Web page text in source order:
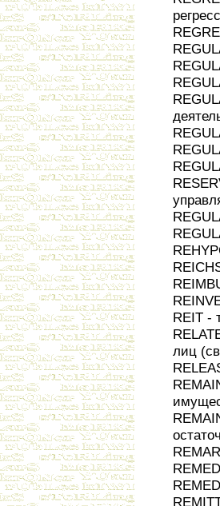
REIT -
лиц